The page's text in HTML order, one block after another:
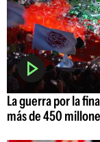
La guerra por la
más de 450